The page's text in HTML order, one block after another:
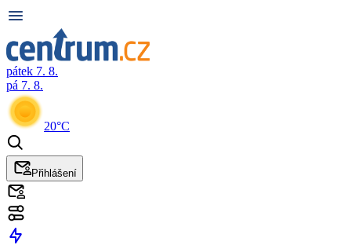
pátek 7. 8.
pá 7. 8.
20°C
Přihlášení